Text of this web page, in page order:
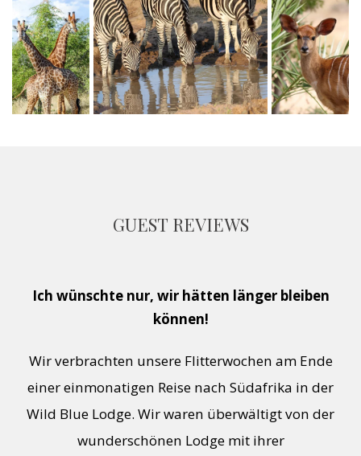
GUEST REVIEWS
Ich wünschte nur, wir hätten länger bleiben
können!
Wir verbrachten unsere Flitterwochen am Ende
einer einmonatigen Reise nach Südafrika in der
Wild Blue Lodge. Wir waren überwältigt von der
wunderschönen Lodge mit ihrer